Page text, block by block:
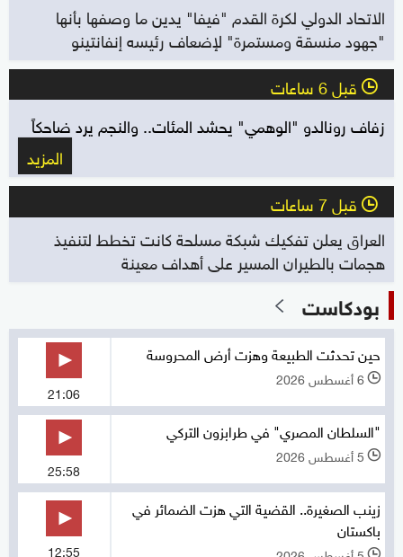
الاتحاد الدولي لكرة القدم "فيفا" يدين ما وصفها بأنها
"جهود منسقة ومستمرة" لإضعاف رئيسه إنفانتينو
l قبل 6 ساعات
زفاف رونالدو "الوهمي" يحشد المئات.. والنجم يرد ضاحكاً
المزيد
l قبل 7 ساعات
العراق يعلن تفكيك شبكة مسلحة كانت تخطط لتنفيذ
هجمات بالطيران المسير على أهداف معينة
بودكاست
حين تحدثت الطبيعة وهزت أرض المحروسة
l 6 أغسطس 2026
21:06
"السلطان المصري" في طرابزون التركي
l 5 أغسطس 2026
25:58
زينب الصغيرة.. القضية التي هزت الضمائر في
باكستان
l
12:55